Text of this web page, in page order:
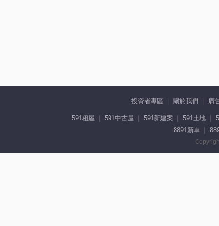
投資者專區 關於我們 廣
591租屋 591中古屋 591新建案 591土地
8891新車